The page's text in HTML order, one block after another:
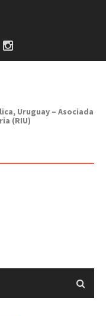
Uruguay – Asociada
(RIU)